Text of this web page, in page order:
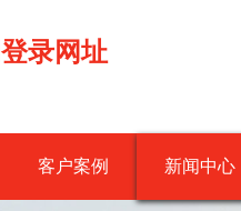
录网址
客户案例 新闻中心